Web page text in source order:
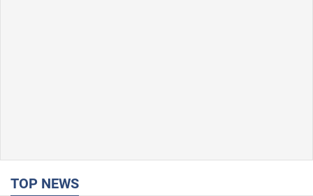
TOP NEWS